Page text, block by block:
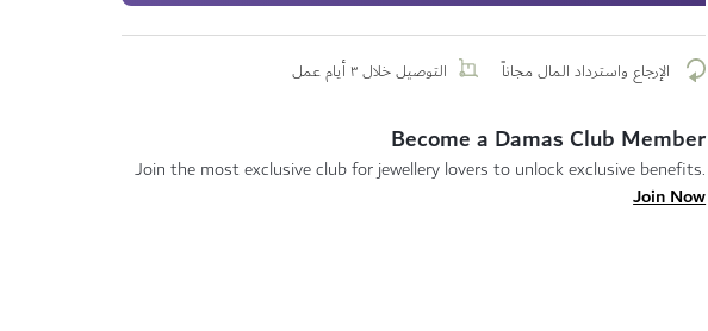
الإرجاع واسترداد المال مجاناً التوصيل خلال ٣ أيام عمل
Become a Damas Club Member
Join the most exclusive club for jewellery lovers to unlock exclusive benefits.
Join Now